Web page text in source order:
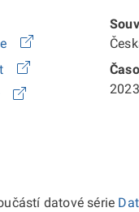
datové série